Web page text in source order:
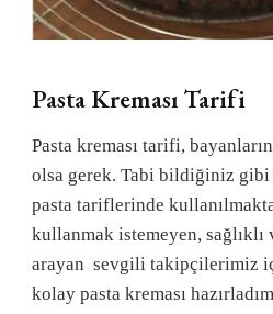
Pasta Kreması Tarifi
Pasta kreması tarifi,
olsa gerek. Tabi bildiğiniz gibi
pasta tariflerinde
kullanmak istemeyen,
arayan sevgili takipçilerimiz
kolay pasta kreması